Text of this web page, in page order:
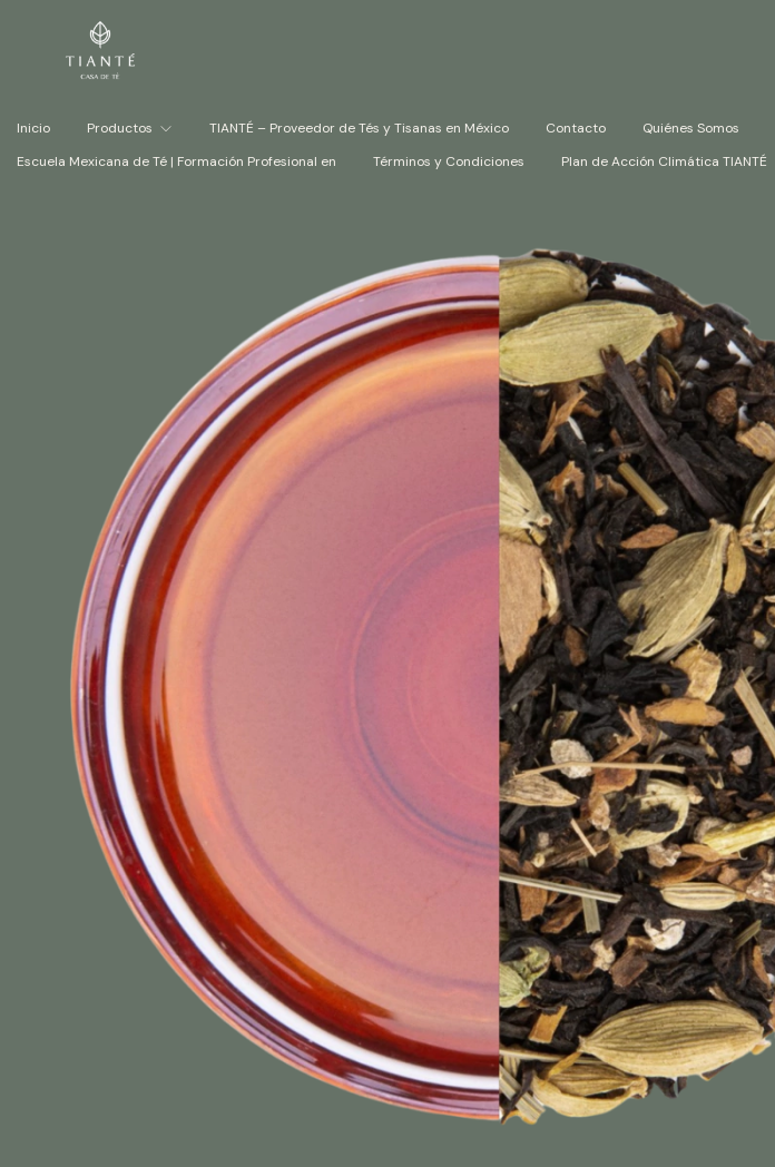
Inicio Productos TIANTÉ – Proveedor de Tés y Tisanas en México Contacto Quiénes Somos
Escuela Mexicana de Té | Formación Profesional en
Términos y Condiciones Plan de Acción Climática TIANTÉ